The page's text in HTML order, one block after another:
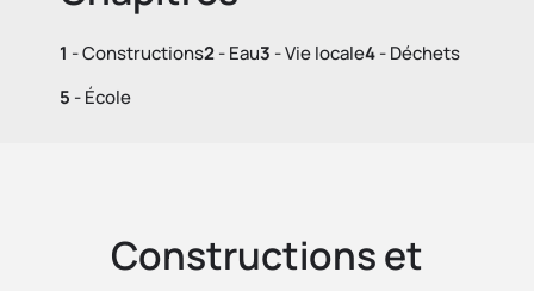
1 - Constructions2- Eau3 - Vie locale4- Déchets
5 - École
Constructions et